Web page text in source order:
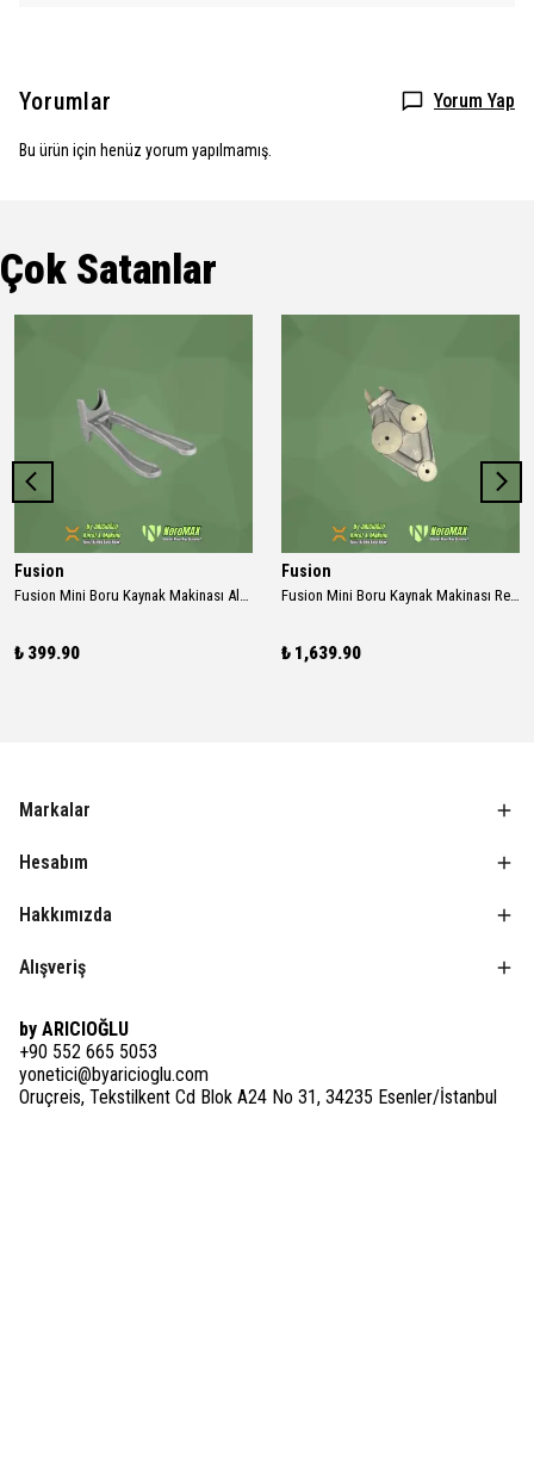
Yorumlar Yorum Yap
Bu ürün için henüz yorum yapılmamış.
Çok Satanlar
Fusion
Fusion Mini Boru Kaynak Makinası Alüminyum Ayak MTA-02
₺ 399.90
Fusion
Fusion Mini Boru Kaynak Makinası Rezidans
₺ 1,639.90
Markalar
Hesabım
Hakkımızda
Alışveriş
by ARICIOĞLU
+90 552 665 5053
yonetici@byaricioglu.com
Oruçreis, Tekstilkent Cd Blok A24 No 31, 34235 Esenler/İstanbul